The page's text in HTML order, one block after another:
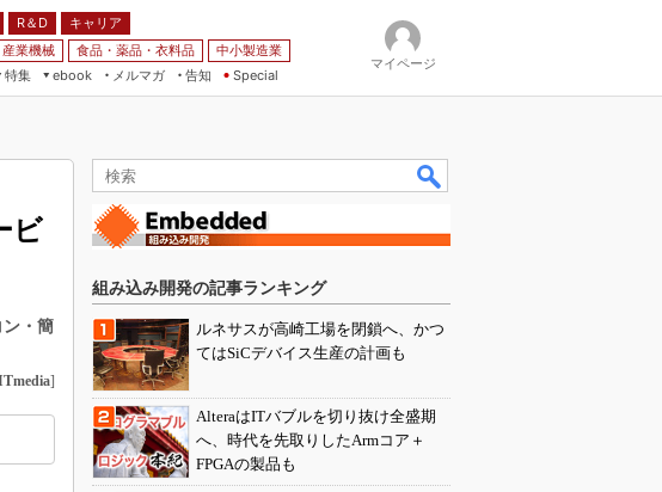
R＆D
キャリア
産業機械 食品・薬品・衣料品
中小製造業
特集
ebook
メルマガ
告知 Special
マイページ
ビ
ン・簡
]
組み込み開発の記事ランキング
ルネサスが高崎工場を閉鎖へ、かつ
てはSiCデバイス生産の計画も
AlteraはITバブルを切り抜け全盛期
へ、時代を先取りしたArmコア＋
FPGAの製品も